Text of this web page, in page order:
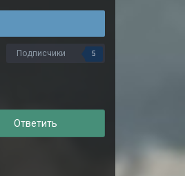
Подписчики 5
Ответить